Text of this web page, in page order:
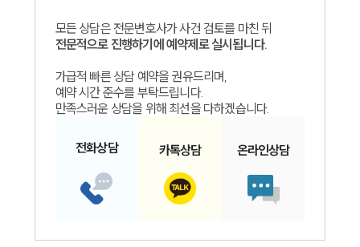
모든 상담은 전문변호사가 사건 검토를 마친 뒤
전문적으로 진행하기에 예약제로 실시됩니다.
가급적 빠른 상담 예약을 권유드리며,
예약 시간 준수를 부탁드립니다.
만족스러운 상담을 위해 최선을 다하겠습니다.
전화상담 카톡상담 온라인상담